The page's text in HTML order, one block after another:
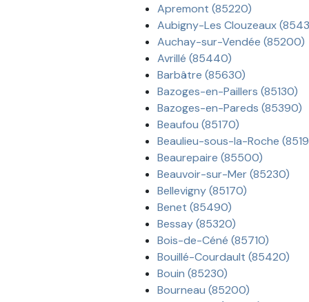
Apremont (85220)
Aubigny-Les Clouzeaux
Auchay-sur-Vendée (85200)
Avrillé (85440)
Barbâtre (85630)
Bazoges-en-Paillers (85130)
Bazoges-en-Pareds (85390)
Beaufou (85170)
Beaulieu-sous-la-Roche
Beaurepaire (85500)
Beauvoir-sur-Mer (85230)
Bellevigny (85170)
Benet (85490)
Bessay (85320)
Bois-de-Céné (85710)
Bouillé-Courdault (85420)
Bouin (85230)
Bourneau (85200)